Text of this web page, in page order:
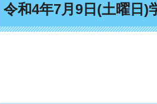
令和4年7月9日(土曜日)